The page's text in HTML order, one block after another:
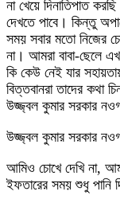
না খেয়ে দিনাতিপাত
দেখতে পাবে। কিন্তু
সময় সবার মতো নিজের
না। আমরা বাবা-ছেলে
কি কেউ নেই যার
বিত্তবানরা তাদের কথা
উজ্জ্বল কুমার সরকার
উজ্জ্বল কুমার সরকার
আমিও চোখে দেখি না,
ইফতারের সময় শুধু পানি